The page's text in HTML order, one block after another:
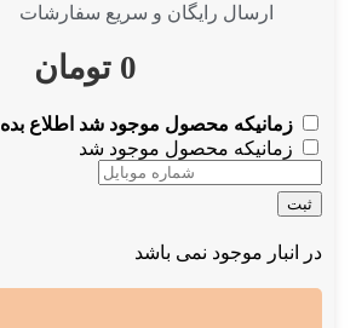
ارسال رایگان و سریع سفارشات
0 تومان
زمانیکه محصول موجود شد اطلاع بده
زمانیکه محصول موجود شد
ثبت
در انبار موجود نمی باشد